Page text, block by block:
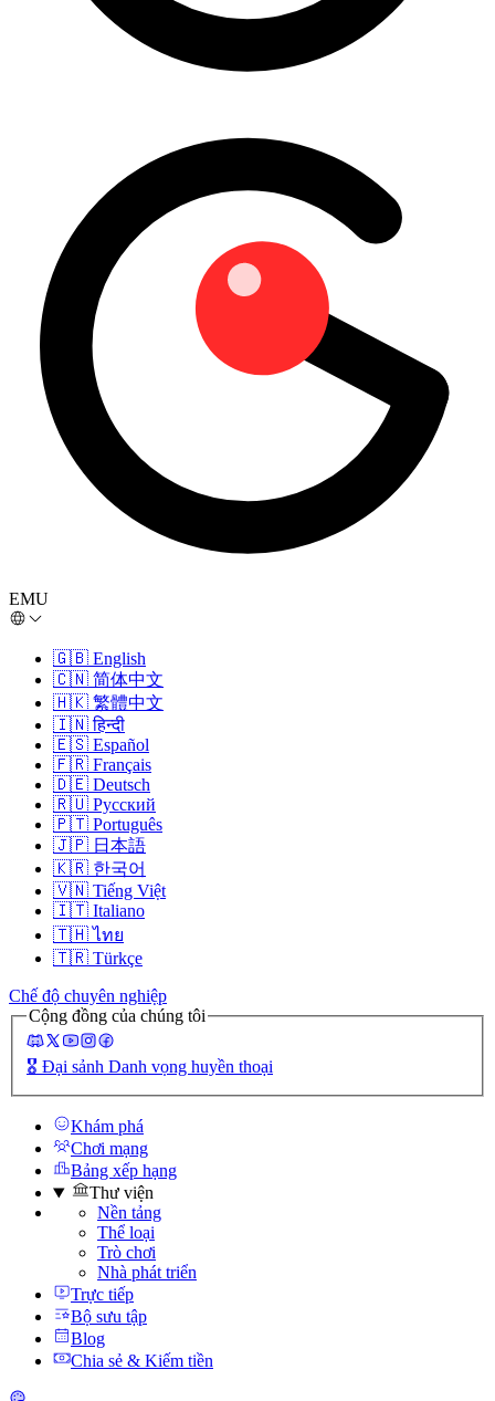
EMU
🇬🇧 English
🇨🇳 简体中文
🇭🇰 繁體中文
🇮🇳 हिन्दी
🇪🇸 Español
🇫🇷 Français
🇩🇪 Deutsch
🇷🇺 Русский
🇵🇹 Português
🇯🇵 日本語
🇰🇷 한국어
🇻🇳 Tiếng Việt
🇮🇹 Italiano
🇹🇭 ไทย
🇹🇷 Türkçe
Chế độ chuyên nghiệp
Cộng đồng của chúng tôi
🎖️ Đại sảnh Danh vọng huyền thoại
Khám phá
Chơi mạng
Bảng xếp hạng
Thư viện
Nền tảng
Thể loại
Trò chơi
Nhà phát triển
Trực tiếp
Bộ sưu tập
Blog
Chia sẻ & Kiếm tiền